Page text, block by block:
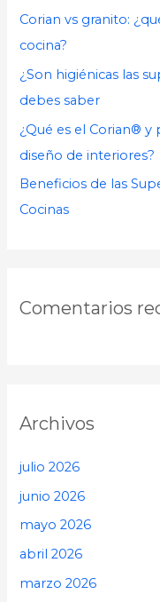
r
:
Corian vs granito:
cocina?
¿Son higiénicas las
debes saber
¿Qué es el Corian®
diseño de interiores?
Beneficios de las
Cocinas
Comentarios
Archivos
julio 2026
junio 2026
mayo 2026
abril 2026
marzo 2026